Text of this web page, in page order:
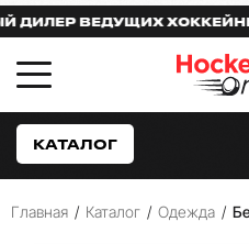
ВЕДУЩИХ ХОККЕЙНЫХ
КАТАЛОГ
Главная / Каталог / Одежда /